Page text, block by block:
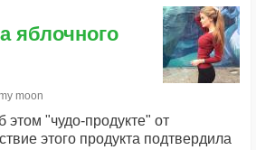
яблочного
moon
этом "чудо-продукте" от
этого продукта подтвердила